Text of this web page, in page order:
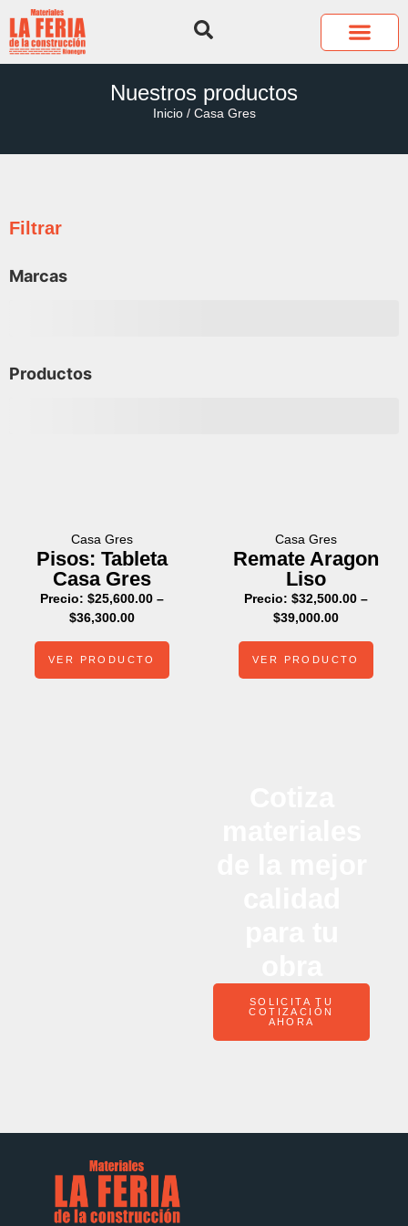
Nuestros productos
Inicio/ Casa Gres
Filtrar
Marcas
Productos
Casa Gres
Pisos: Tableta
Casa Gres
Precio: $25,600.00 –
$36,300.00
VER PRODUCTO
Casa Gres
Remate Aragon
Liso
Precio: $32,500.00 –
$39,000.00
VER PRODUCTO
SOLICITA TU
COTIZACIÓN
AHORA